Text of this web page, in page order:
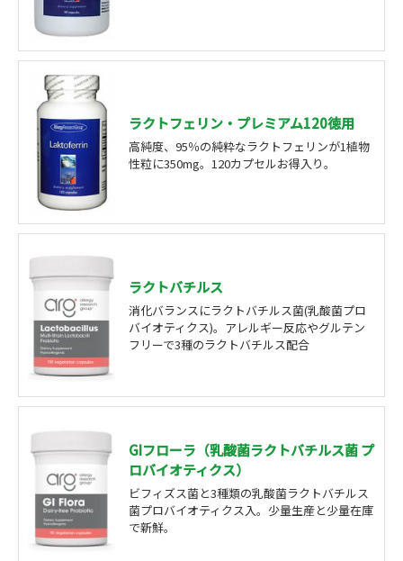
ラクトフェリン・プレミアム120徳用
高純度、95％の純粋なラクトフェリンが1植物
性粒に350mg。120カプセルお得入り。
ラクトバチルス
消化バランスにラクトバチルス菌(乳酸菌プロ
バイオティクス)。アレルギー反応やグルテン
フリーで3種のラクトバチルス配合
GIフローラ（乳酸菌ラクトバチルス菌 プ
ロバイオティクス）
ビフィズス菌と3種類の乳酸菌ラクトバチルス
菌プロバイオティクス入。少量生産と少量在庫
で新鮮。